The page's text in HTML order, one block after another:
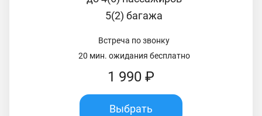
5(2) багажа
Встреча по звонку
20 мин. ожидания бесплатно
1 990 ₽
Выбрать